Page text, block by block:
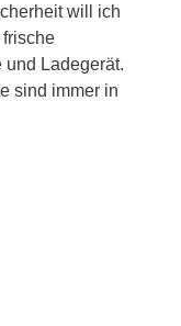
will ich
und Ladegerät.
sind immer in